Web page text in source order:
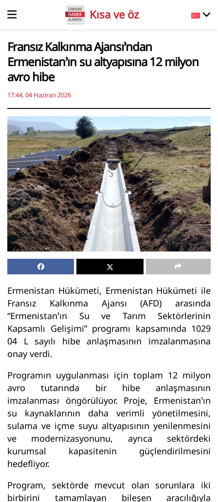
Kısa ve öz
Fransız Kalkınma Ajansı’ndan
Ermenistan’ın su altyapısına 12 milyon
avro hibe
17:44, 04 Haziran 2026
Ermenistan Hükümeti, Ermenistan Hükümeti ile
Fransız Kalkınma Ajansı (AFD) arasında
“Ermenistan’ın Su ve Tarım Sektörlerinin
Kapsamlı Gelişimi” programı kapsamında 1029
04 L sayılı hibe anlaşmasının imzalanmasına
onay verdi.
Programın uygulanması için toplam 12 milyon
avro tutarında bir hibe anlaşmasının
imzalanması öngörülüyor. Proje, Ermenistan’ın
su kaynaklarının daha verimli yönetilmesini,
sulama ve içme suyu altyapısının yenilenmesini
ve modernizasyonunu, ayrıca sektördeki
kurumsal kapasitenin güçlendirilmesini
hedefliyor.
Program, sektörde mevcut olan sorunlara iki
birbirini tamamlayan bileşen aracılığıyla